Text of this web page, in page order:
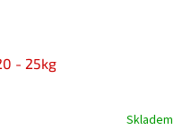
- 25kg
Skladem